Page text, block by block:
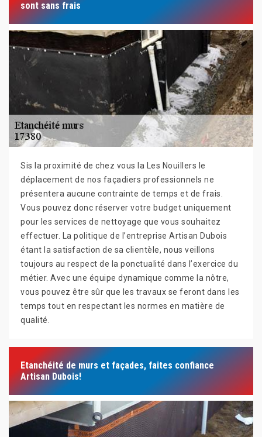
sont sans frais
Sis la proximité de chez vous la Les Nouillers le
déplacement de nos façadiers professionnels ne
présentera aucune contrainte de temps et de frais.
Vous pouvez donc réserver votre budget uniquement
pour les services de nettoyage que vous souhaitez
effectuer. La politique de l’entreprise Artisan Dubois
étant la satisfaction de sa clientèle, nous veillons
toujours au respect de la ponctualité dans l’exercice du
métier. Avec une équipe dynamique comme la nôtre,
vous pouvez être sûr que les travaux se feront dans les
temps tout en respectant les normes en matière de
qualité.
Etanchéité de murs et façades, faites confiance
Artisan Dubois!